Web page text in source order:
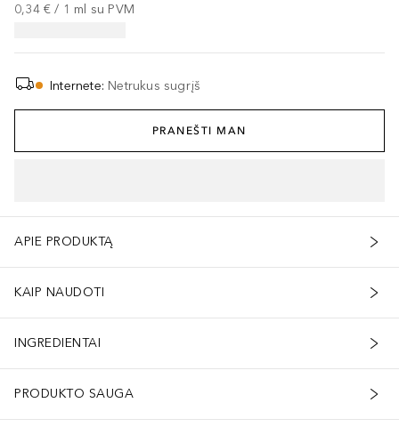
0,34 € / 1 ml su PVM
Internete: Netrukus sugrįš
PRANEŠTI MAN
APIE PRODUKTĄ
KAIP NAUDOTI
INGREDIENTAI
PRODUKTO SAUGA